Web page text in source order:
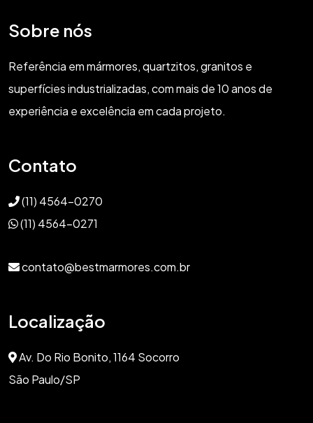
Sobre nós
Referência em mármores, quartzitos, granitos e
superfícies industrializadas, com mais de 10 anos de
experiência e excelência em cada projeto.
Contato
(11) 4564-0270
(11) 4564-0271
contato@bestmarmores.com.br
Localização
Av. Do Rio Bonito, 1164 Socorro
São Paulo/SP